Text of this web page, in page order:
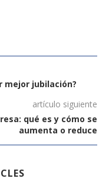
mejor jubilación?
artículo siguiente
qué es y cómo se
aumenta o reduce